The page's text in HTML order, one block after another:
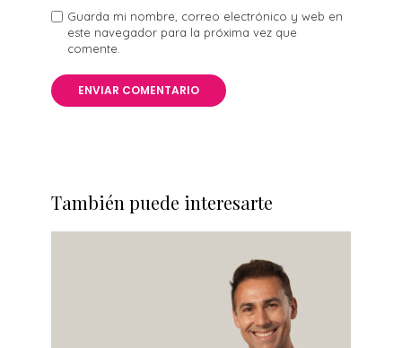
Guarda mi nombre, correo electrónico y web en
este navegador para la próxima vez que
comente.
También puede interesarte